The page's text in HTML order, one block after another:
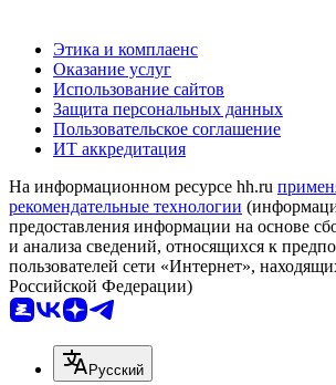
Этика и комплаенс
Оказание услуг
Использование сайтов
Защита персональных данных
Пользовательское соглашение
ИТ аккредитация
На информационном ресурсе hh.ru
рекомендательные технологии
предоставления информации на основе
и анализа сведений, относящихся к
пользователей сети «Интернет»,
Российской Федерации)
Русский